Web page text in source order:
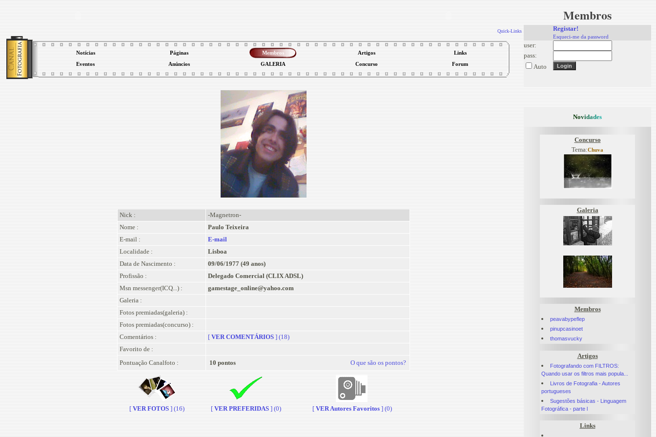
Quick-Links
Notícias Páginas Membros Artigos Links
Eventos Anúncios GALERIA Concurso Forum
Nick :
-Magnetron-
Nome :
Paulo Teixeira
E-mail :
E-mail
Localidade :
Lisboa
Data de Nascimento :
09/06/1977 (49 anos)
Profissão :
Delegado Comercial (CLIX ADSL)
Msn messenger(ICQ...) :
gamestage_online@yahoo.com
Galeria :
Fotos premiadas(galeria) :
Fotos premiadas(concurso) :
Comentários :
[VER COMENTÁRIOS ] (18)
Favorito de :
Pontuação Canalfoto :
10 pontos O que são os pontos?
[VER FOTOS ] (16) [VER PREFERIDAS ] (0) [VER Autores Favoritos ] (0)
Membros
Registar!
Esqueci-me da password
user:
pass:
Auto
Novidades
Concurso
Tema:Chuva
Galeria
Membros
peavabypeflep
pinupcasinoet
thomasvucky
Artigos
Fotografando com FILTROS:
Quando usar os filtros mais popula...
Livros de Fotografia - Autores
portugueses
Sugestões básicas - Linguagem
Fotográfica - parte l
Links